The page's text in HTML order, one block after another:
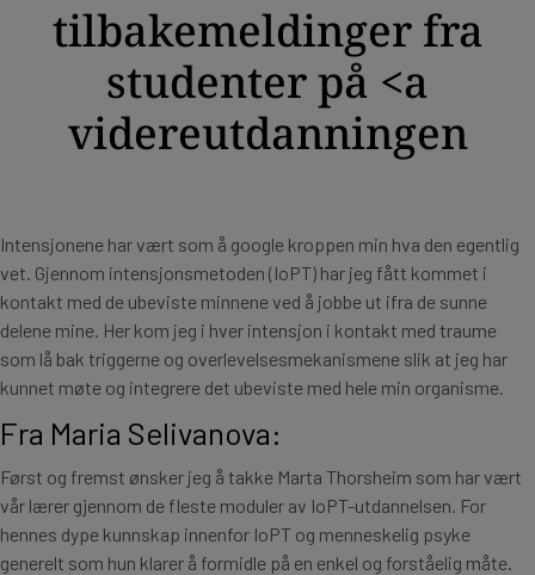
tilbakemeldinger fra
studenter på <a
videreutdanningen
Intensjonene har vært som å google kroppen min hva den egentlig
vet. Gjennom intensjonsmetoden (IoPT) har jeg fått kommet i
kontakt med de ubeviste minnene ved å jobbe ut ifra de sunne
delene mine. Her kom jeg i hver intensjon i kontakt med traume
som lå bak triggerne og overlevelsesmekanismene slik at jeg har
kunnet møte og integrere det ubeviste med hele min organisme.
Fra Maria Selivanova:
Først og fremst ønsker jeg å takke Marta Thorsheim som har vært
vår lærer gjennom de fleste moduler av IoPT-utdannelsen. For
hennes dype kunnskap innenfor IoPT og menneskelig psyke
generelt som hun klarer å formidle på en enkel og forståelig måte.